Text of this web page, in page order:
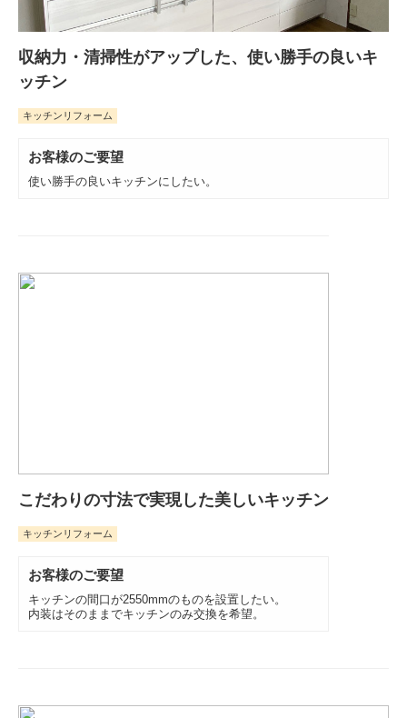
収納力・清掃性がアップした、使い勝手の良いキ
ッチン
キッチンリフォーム
お客様のご要望
使い勝手の良いキッチンにしたい。
こだわりの寸法で実現した美しいキッチン
キッチンリフォーム
お客様のご要望
キッチンの間口が2550mmのものを設置したい。
内装はそのままでキッチンのみ交換を希望。